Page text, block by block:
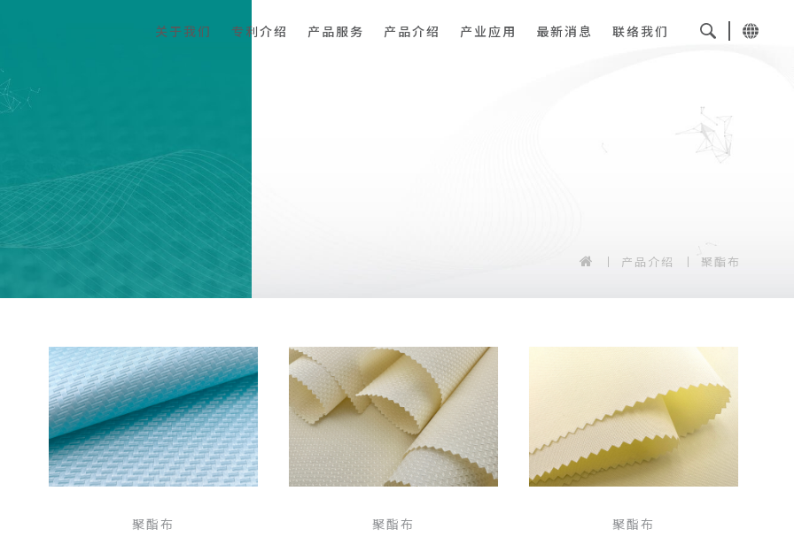
关于我们 专利介绍 产品服务 产品介绍 产业应用 最新消息 联络我们
产品介绍 聚酯布
聚酯布 聚酯布 聚酯布